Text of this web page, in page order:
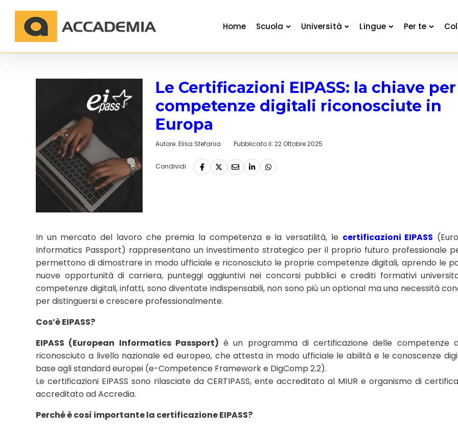
Home Scuola Università Lingue Per te
Le Certificazioni EIPASS: la chiave
competenze digitali riconosciute in
Europa
Autore:Elisa Stefania Pubblicato il:22 Ottobre 2025
Condividi
In un mercato del lavoro che premia la competenza e la versatilità, le certificazioni EIPASS
Informatics Passport) rappresentano un investimento strategico per il proprio futuro professionale
permettono di dimostrare in modo ufficiale e riconosciuto le proprie competenze digitali, aprendo le
nuove opportunità di carriera, punteggi aggiuntivi nei concorsi pubblici e crediti formativi
competenze digitali, infatti, sono diventate indispensabili, non sono più un optional ma una necessità
per distinguersi e crescere professionalmente.
Cos’è EIPASS?
EIPASS (European Informatics Passport) è un programma di certificazione delle competenze
riconosciuto a livello nazionale ed europeo, che attesta in modo ufficiale le abilità e le conoscenze
base agli standard europei (e-Competence Framework e DigComp 2.2).
Le certificazioni EIPASS sono rilasciate da CERTIPASS, ente accreditato al MIUR e organismo di
accreditato ad Accredia.
Perché è così importante la certificazione EIPASS?